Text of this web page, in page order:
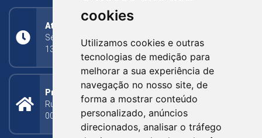
cookies
Utilizamos cookies e outras
tecnologias de medição para
melhorar a sua experiência de
navegação no nosso site, de
forma a mostrar conteúdo
personalizado, anúncios
direcionados, analisar o tráfego
Atendimento
Segunda a Sexta: 8h às 11h30min (manhã);
13h30min às 17h (tarde)
Prefeitura Municipal
Rua Silva Jardim, 505 - Bairro Centro - CEP: 95340-
000